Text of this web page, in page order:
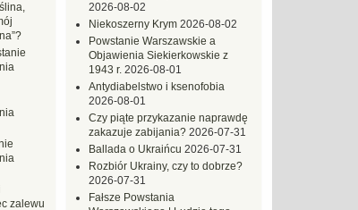
2026-08-02
Niekoszerny Krym 2026-08-02
Powstanie Warszawskie a
Objawienia Siekierkowskie z
1943 r. 2026-08-01
Antydiabelstwo i ksenofobia
2026-08-01
Czy piąte przykazanie naprawdę
zakazuje zabijania? 2026-07-31
Ballada o Ukraińcu 2026-07-31
Rozbiór Ukrainy, czy to dobrze?
2026-07-31
Fałsze Powstania
zalewu